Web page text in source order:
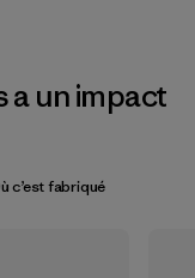
a un impact
c’est fabriqué